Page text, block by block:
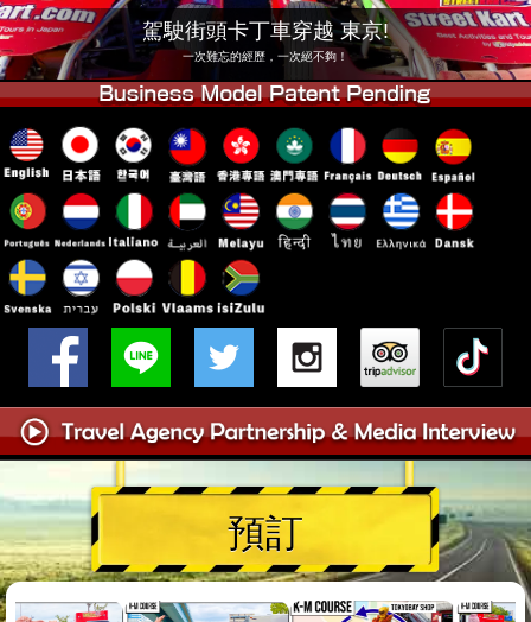
駕駛街頭卡丁車穿越 東京!
一次難忘的經歷，一次絕不夠！
預訂